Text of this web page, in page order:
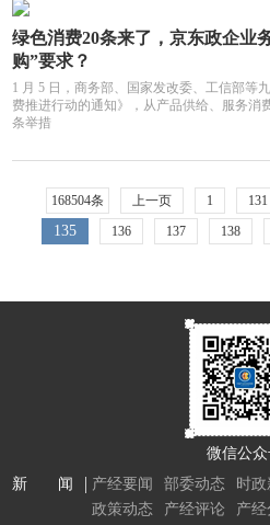
绿色消费20条来了，京东政企业
购”要求？
1 月 5 日，商务部、国家发改委、工信部等
费推进行动的通知》，从产品供给、服务消
条举措
168504条 上一页 1 131
135 136 137 138
微信公
新 闻
产经要闻 部委动态 时政
政策动态
产经评论 产